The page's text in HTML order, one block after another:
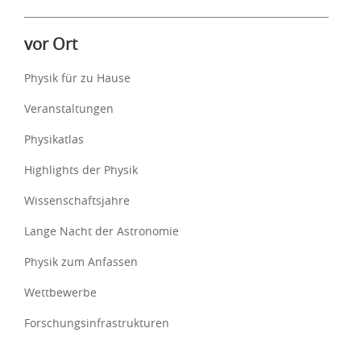
vor Ort
Physik für zu Hause
Veranstaltungen
Physikatlas
Highlights der Physik
Wissenschaftsjahre
Lange Nacht der Astronomie
Physik zum Anfassen
Wettbewerbe
Forschungsinfrastrukturen